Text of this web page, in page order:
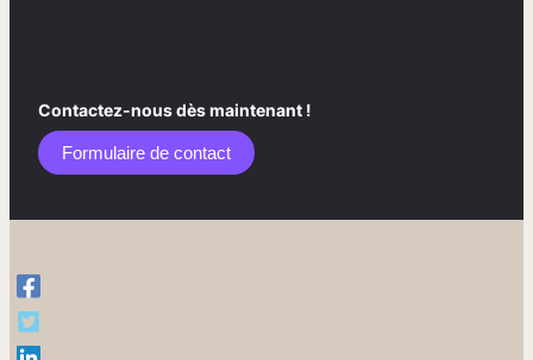
Contactez-nous dès maintenant !
Formulaire de contact​